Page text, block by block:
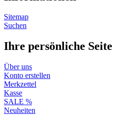
Sitemap
Suchen
Ihre persönliche Seite
Über uns
Konto erstellen
Merkzettel
Kasse
SALE %
Neuheiten